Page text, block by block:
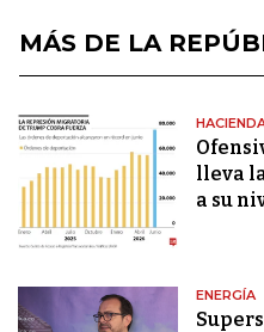
MÁS DE LA
lleva
a su
ENERGÍA